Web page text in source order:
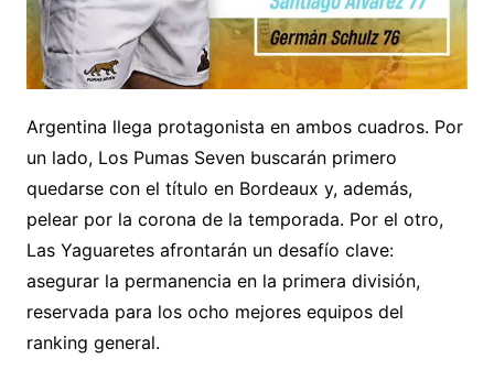
Argentina llega protagonista en ambos cuadros. Por
un lado, Los Pumas Seven buscarán primero
quedarse con el título en Bordeaux y, además,
pelear por la corona de la temporada. Por el otro,
Las Yaguaretes afrontarán un desafío clave:
asegurar la permanencia en la primera división,
reservada para los ocho mejores equipos del
ranking general.